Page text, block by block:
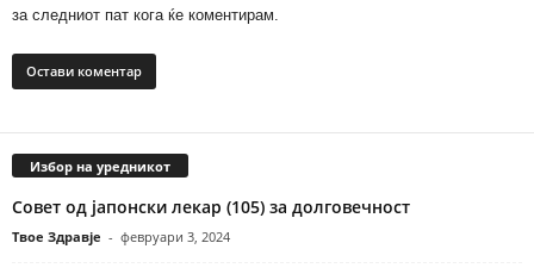
за следниот пат кога ќе коментирам.
Избор на уредникот
Совет од јапонски лекар (105) за долговечност
Твое Здравје - февруари 3, 2024